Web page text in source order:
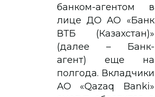
банком-агентом в
лице ДО АО «Банк
ВТБ (Казахстан)»
(далее – Банк-
агент) еще на
полгода. Вкладчики
АО «Qazaq Banki»